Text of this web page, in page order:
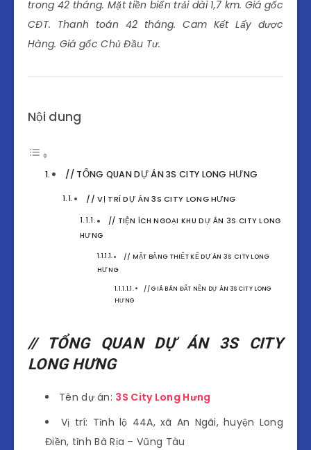
trong 42 tháng. Mặt tiền biển trải dài 1,7 km. Giá gốc
CĐT. Thanh toán 42 tháng. Cam Kết Lấy được
Hàng. Giá gốc Chủ Đầu Tư.
Nội dung
// TỔNG QUAN DỰ ÁN 3S CITY LONG HƯNG
// VỊ TRÍ DỰ ÁN 3S CITY LONG HƯNG
// TIỆN ÍCH NGOẠI KHU DỰ ÁN 3S CITY LONG
HƯNG
// MẶT BẰNG THIẾT KẾ DỰ ÁN 3S CITY LONG
HƯNG
// GIÁ BÁN ĐẤT NỀN DỰ ÁN 3S CITY LONG
HƯNG
// TỔNG QUAN DỰ ÁN 3S CITY
LONG HƯNG
Tên dự án: 3S City Long Hưng
Vị trí: Tỉnh lộ 44A, xã An Ngãi, huyện Long
Điền, tỉnh Bà Rịa – Vũng Tàu